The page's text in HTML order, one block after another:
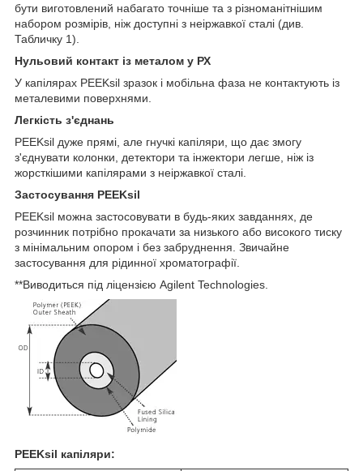
бути виготовлений набагато точніше та з різноманітнішим
набором розмірів, ніж доступні з неіржавкої сталі (див.
Табличку 1).
Нульовий контакт із металом у РХ
У капілярах PEEKsil зразок і мобільна фаза не контактують із
металевими поверхнями.
Легкість з'єднань
PEEKsil дуже прямі, але гнучкі капіляри, що дає змогу
з'єднувати колонки, детектори та інжектори легше, ніж із
жорсткішими капілярами з неіржавкої сталі.
Застосування PEEKsil
PEEKsil можна застосовувати в будь-яких завданнях, де
розчинник потрібно прокачати за низького або високого тиску
з мінімальним опором і без забруднення. Звичайне
застосування для рідинної хроматографії.
**Виводиться під ліцензією Agilent Technologies.
PEEKsil капіляри: